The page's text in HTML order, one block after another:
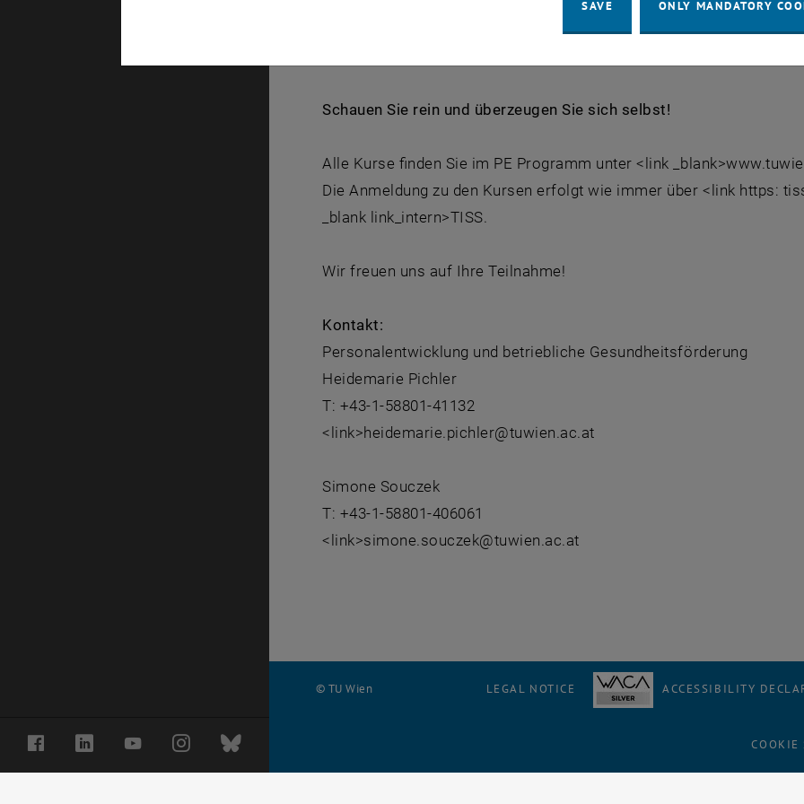
FacebookLinkedInYouTubeInstagramBluesky
Selbstverständlich haben wir auch für alle MitarbeiterInnen, die
Schauen Sie rein und überzeugen Sie sich selbst!
Alle Kurse finden Sie im PE Programm unter <link
Die Anmeldung zu den Kursen erfolgt wie immer über <link https:
_blank link_intern>TISS.
Wir freuen uns auf Ihre Teilnahme!
Kontakt:
Personalentwicklung und betriebliche Gesundheitsförderung
Heidemarie Pichler
T: +43-1-58801-41132
<link>heidemarie.pichler@tuwien.ac.at
Simone Souczek
T: +43-1-58801-406061
<link>simone.souczek@tuwien.ac.at
© TU Wien LEGAL NOTICE ACCESSIBILITY
COOKIE
SAVE ONLY MANDATORY